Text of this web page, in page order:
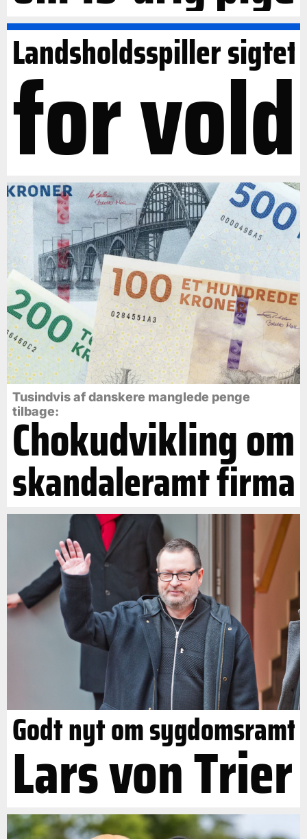
Landsholdsspiller sigtet
for vold
Tusindvis af danskere manglede penge
tilbage:
Chokudvikling om
skandaleramt firma
Godt nyt om sygdomsramt
Lars von Trier